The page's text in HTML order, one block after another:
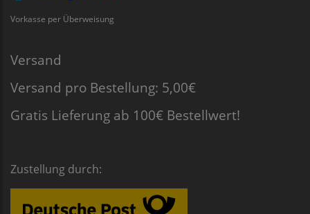
Vorkasse per Überweisung
Versand
Versand pro Bestellung: 5,00€
Gratis Lieferung ab 100€ Bestellwert!
Zustellung durch: